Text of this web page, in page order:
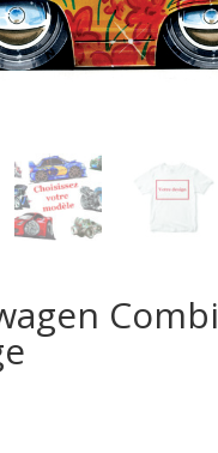
Combi